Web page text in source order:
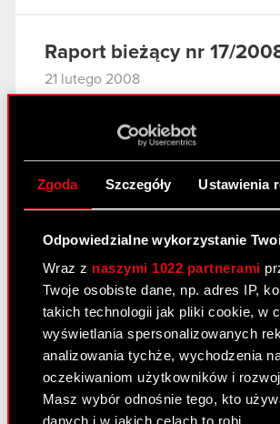
Zgoda Szczegóły Ustawienia
Odpowiedzialne wykorzystanie
Wraz z naszymi 1022 partnerami
Twoje osobiste dane, np. adres IP,
takich technologii jak pliki cookie, w
wyświetlania spersonalizowanych
analizowania tychże, wychodzenia
oczekiwaniom użytkowników i
Masz wybór odnośnie tego, kto
Raport bieżący nr 17/
21 lutego 2008
Rejonowego dla m.st.
upadłościowych i
Raport bieżący nr 16/
21 lutego 2008
PDF
Komunikat Zarządu Giełdy
Wartościowych w
sprawie notowania praw
serii C1